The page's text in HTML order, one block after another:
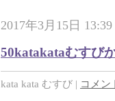
2017年3月15日 13:39
50katakataむすび
kata kata むすび | コメン